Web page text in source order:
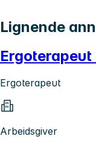
Lignende
Ergoterapeut
Arbeidsgiver